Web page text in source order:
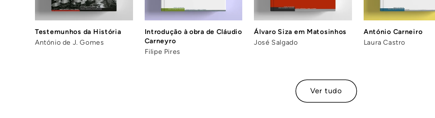
Testemunhos da História
António de J. Gomes
Introdução à obra de Cláudio
Carneyro
Filipe Pires
Álvaro Siza em Matosinhos
José Salgado
António Carneiro
Laura Castro
Ver tudo